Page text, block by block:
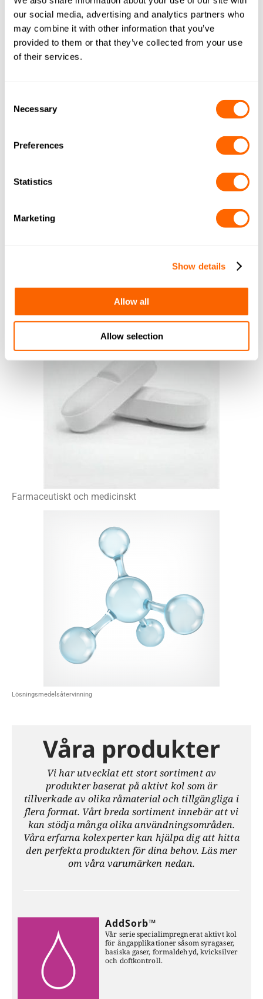
our social media, advertising and analytics partners who
may combine it with other information that you’ve
provided to them or that they’ve collected from your use
of their services.
Selection
Necessary
Preferences
Statistics
Marketing
Show details
Allow all
Allow selection
Personligt och kollektivt skydd
Farmaceutiskt och medicinskt
Lösningsmedelsåtervinning
Våra produkter
Vi har utvecklat ett stort sortiment av
produkter baserat på aktivt kol som är
tillverkade av olika råmaterial och tillgängliga i
flera format. Vårt breda sortiment innebär att vi
kan stödja många olika användningsområden.
Våra erfarna kolexperter kan hjälpa dig att hitta
den perfekta produkten för dina behov. Läs mer
om våra varumärken nedan.
AddSorb™
Vår serie specialimpregnerat aktivt kol
för ångapplikationer såsom syragaser,
basiska gaser, formaldehyd, kvicksilver
och doftkontroll.